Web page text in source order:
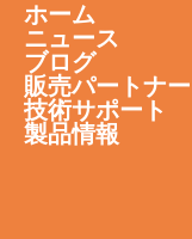
ホーム
ニュース
ブログ
販売パートナー
技術サポート
製品情報